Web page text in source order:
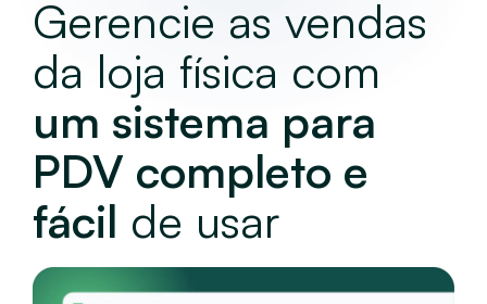
Gerencie as vendas
da loja física com
um sistema para
PDV completo e
fácil de usar